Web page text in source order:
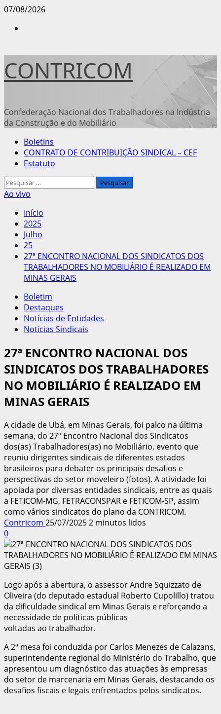
Avançar
07/08/2026
CONTRICOM
Confederação Nacional dos Trabalhadores na Indústria
da Construção e do Mobiliário
Menu
principal
Boletins
CONTRATO DE CONTRIBUIÇÃO SINDICAL – CEF
Estatuto
Pesquisar
por:
Ao vivo
Início
2025
Julho
25
27ª ENCONTRO NACIONAL DOS SINDICATOS DOS
TRABALHADORES NO MOBILIÁRIO É REALIZADO EM
MINAS GERAIS
Boletim
Destaques
Notícias de Entidades
Notícias Sindicais
27ª ENCONTRO NACIONAL DOS
SINDICATOS DOS TRABALHADORES
NO MOBILIÁRIO É REALIZADO EM
MINAS GERAIS
A cidade de Ubá, em Minas Gerais, foi palco na última
semana, do 27º Encontro Nacional dos Sindicatos
dos(as) Trabalhadores(as) no Mobiliário, evento que
reuniu dirigentes sindicais de diferentes estados
brasileiros para debater os principais desafios e
perspectivas do setor moveleiro (fotos). A atividade foi
apoiada por diversas entidades sindicais, entre as quais
a FETICOM-MG, FETRACONSPAR e FETICOM-SP, assim
como vários sindicatos do plano da CONTRICOM.
Contricom 25/07/20252 minutos lidos
0
Logo após a abertura, o assessor Andre Squizzato de
Oliveira (do deputado estadual Roberto Cupolillo) tratou
da dificuldade sindical em Minas Gerais e reforçando a
necessidade de políticas públicas
voltadas ao trabalhador.
A 2ª mesa foi conduzida por Carlos Menezes de Calazans,
superintendente regional do Ministério do Trabalho, que
apresentou um diagnóstico das atuações às empresas
do setor de marcenaria em Minas Gerais, destacando os
desafios fiscais e legais enfrentados pelos sindicatos.